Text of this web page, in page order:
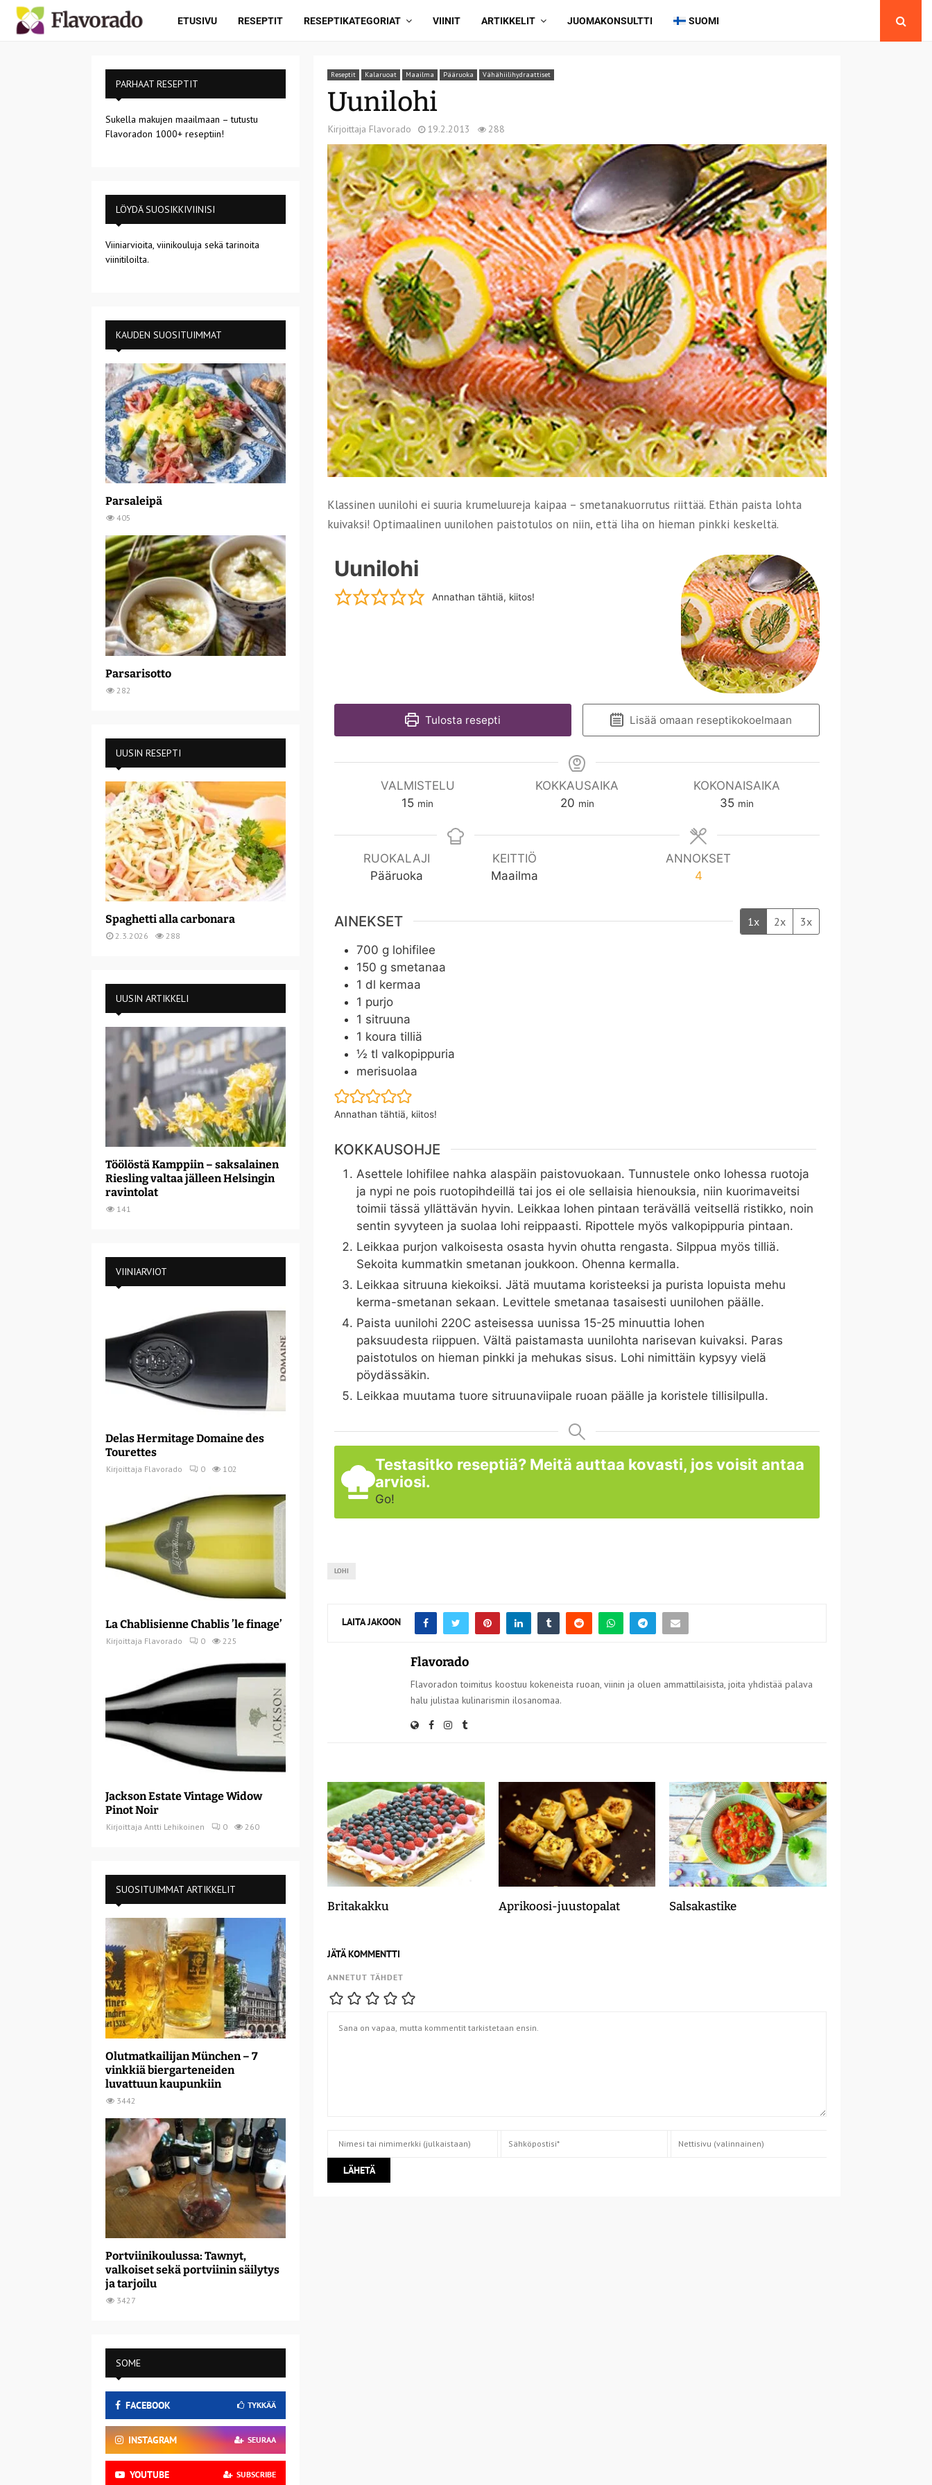
ETUSIVU RESEPTIT RESEPTIKATEGORIAT VIINIT ARTIKKELIT JUOMAKONSULTTI SUOMI
Reseptit Kalaruoat Maailma Pääruoka Vähähiilihydraattiset
Uunilohi
Kirjoittaja Flavorado 19.2.2013 288
Klassinen uunilohi ei suuria krumeluureja kaipaa – smetanakuorrutus riittää. Ethän paista lohta
kuivaksi! Optimaalinen uunilohen paistotulos on niin, että liha on hieman pinkki keskeltä.
Uunilohi
Annathan tähtiä, kiitos!
Tulosta resepti Lisää omaan reseptikokoelmaan
VALMISTELU
15m
n
min
KOKKAUSAIKA
20m
n
min
KOKONAISAIKA
35m
n
min
RUOKALAJI
Pääruoka
KEITTIÖ
Maailma
ANNOKSET
4
AINEKSET 1x 2x 3x
700 g lohifilee
150 g smetanaa
1 dl kermaa
1 purjo
1 sitruuna
1 koura tilliä
½ tl valkopippuria
merisuolaa
Annathan tähtiä, kiitos!
KOKKAUSOHJE
Asettele lohifilee nahka alaspäin paistovuokaan. Tunnustele onko lohessa ruotoja
ja nypi ne pois ruotopihdeillä tai jos ei ole sellaisia hienouksia, niin kuorimaveitsi
toimii tässä yllättävän hyvin. Leikkaa lohen pintaan terävällä veitsellä ristikko, noin
sentin syvyteen ja suolaa lohi reippaasti. Ripottele myös valkopippuria pintaan.
Leikkaa purjon valkoisesta osasta hyvin ohutta rengasta. Silppua myös tilliä.
Sekoita kummatkin smetanan joukkoon. Ohenna kermalla.
Leikkaa sitruuna kiekoiksi. Jätä muutama koristeeksi ja purista lopuista mehu
kerma-smetanan sekaan. Levittele smetanaa tasaisesti uunilohen päälle.
Paista uunilohi 220C asteisessa uunissa 15-25 minuuttia lohen
paksuudesta riippuen. Vältä paistamasta uunilohta narisevan kuivaksi. Paras
paistotulos on hieman pinkki ja mehukas sisus. Lohi nimittäin kypsyy vielä
pöydässäkin.
Leikkaa muutama tuore sitruunaviipale ruoan päälle ja koristele tillisilpulla.
Testasitko reseptiä? Meitä auttaa kovasti, jos voisit antaa
arviosi.
Go!
LOHI
LAITA JAKOON
Flavorado
Flavoradon toimitus koostuu kokeneista ruoan, viinin ja oluen ammattilaisista, joita yhdistää palava
halu julistaa kulinarismin ilosanomaa.
Britakakku Aprikoosi-juustopalat Salsakastike
JÄTÄ KOMMENTTI
ANNETUT TÄHDET
PARHAAT RESEPTIT
Sukella makujen maailmaan – tutustu
Flavoradon 1000+ reseptiin!
LÖYDÄ SUOSIKKIVIINISI
Viiniarvioita, viinikouluja sekä tarinoita
viinitiloilta.
KAUDEN SUOSITUIMMAT
Parsaleipä
405
Parsarisotto
282
UUSIN RESEPTI
Spaghetti alla carbonara
2.3.2026 288
UUSIN ARTIKKELI
Töölöstä Kamppiin – saksalainen
Riesling valtaa jälleen Helsingin
ravintolat
141
VIINIARVIOT
Delas Hermitage Domaine des
Tourettes
Kirjoittaja Flavorado 0 102
La Chablisienne Chablis ’le finage’
Kirjoittaja Flavorado 0 225
Jackson Estate Vintage Widow
Pinot Noir
Kirjoittaja Antti Lehikoinen 0 260
SUOSITUIMMAT ARTIKKELIT
Olutmatkailijan München – 7
vinkkiä biergarteneiden
luvattuun kaupunkiin
3442
Portviinikoulussa: Tawnyt,
valkoiset sekä portviinin säilytys
ja tarjoilu
3427
SOME
FACEBOOK TYKKÄÄ
INSTAGRAM SEURAA
YOUTUBE SUBSCRIBE